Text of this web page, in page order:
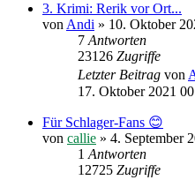
3. Krimi: Rerik vor Ort...
von Andi » 10. Oktober
7 Antworten
23126 Zugriffe
Letzter Beitrag von
17. Oktober 2021
Für Schlager-Fans 😊
von callie » 4. September
1 Antworten
12725 Zugriffe